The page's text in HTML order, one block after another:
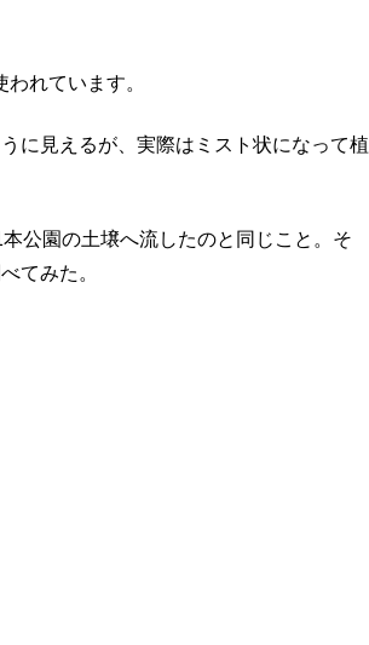
われています。
に見えるが、実際はミスト状になって植
公園の土壌へ流したのと同じこと。そ
てみた。